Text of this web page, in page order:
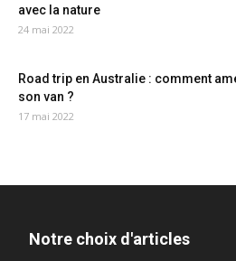
avec la nature
24 mai 2022
Road trip en Australie : comment
son van ?
17 mai 2022
Notre choix d'articles